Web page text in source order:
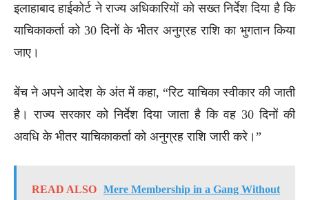
इलाहाबाद हाईकोर्ट ने राज्य अधिकारियों को सख्त निर्देश दिया है कि
याचिकाकर्ता को 30 दिनों के भीतर अनुग्रह राशि का भुगतान किया
जाए।
बेंच ने अपने आदेश के अंत में कहा, “रिट याचिका स्वीकार की जाती
है। राज्य सरकार को निर्देश दिया जाता है कि वह 30 दिनों की
अवधि के भीतर याचिकाकर्ता को अनुग्रह राशि जारी करे।”
READ ALSO Mere Membership in a Gang Without